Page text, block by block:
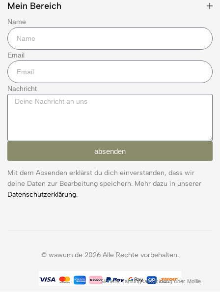
Mein Bereich
Name
Email
Nachricht
absenden
Mit dem Absenden erklärst du dich einverstanden, dass wir
deine Daten zur Bearbeitung speichern. Mehr dazu in unserer
Datenschutzerklärung.
© wawum.de 2026 Alle Rechte vorbehalten.
Sichere Zahlungsabwicklung über Mollie.